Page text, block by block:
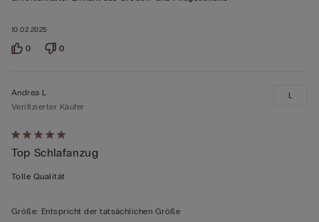
bewertet
10.02.2025
0 0
Mit
5
von
bewertet
Andrea L
Verifizierter Käufer
Top Schlafanzug
Tolle Qualität
L
Größe: Entspricht der tatsächlichen Größe